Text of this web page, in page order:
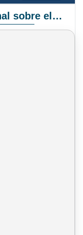
Pronunciamiento Institucional sobre el Proyecto de Ley N° 068/2025-2026 C.S.